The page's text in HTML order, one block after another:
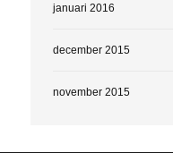
januari 2016
december 2015
november 2015